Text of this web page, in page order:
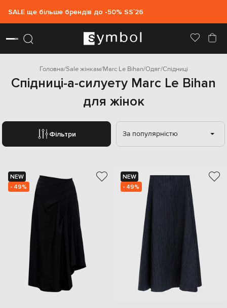
SALE ще більше брендів до -50% SS`26
Головна Sale жінкам Marc Le Bihan Одяг Спідниці
Спідниці-а-силуету Marc Le Bihan
для жінок
Фільтри За популярністю
NEW
- 49%
NEW
- 49%